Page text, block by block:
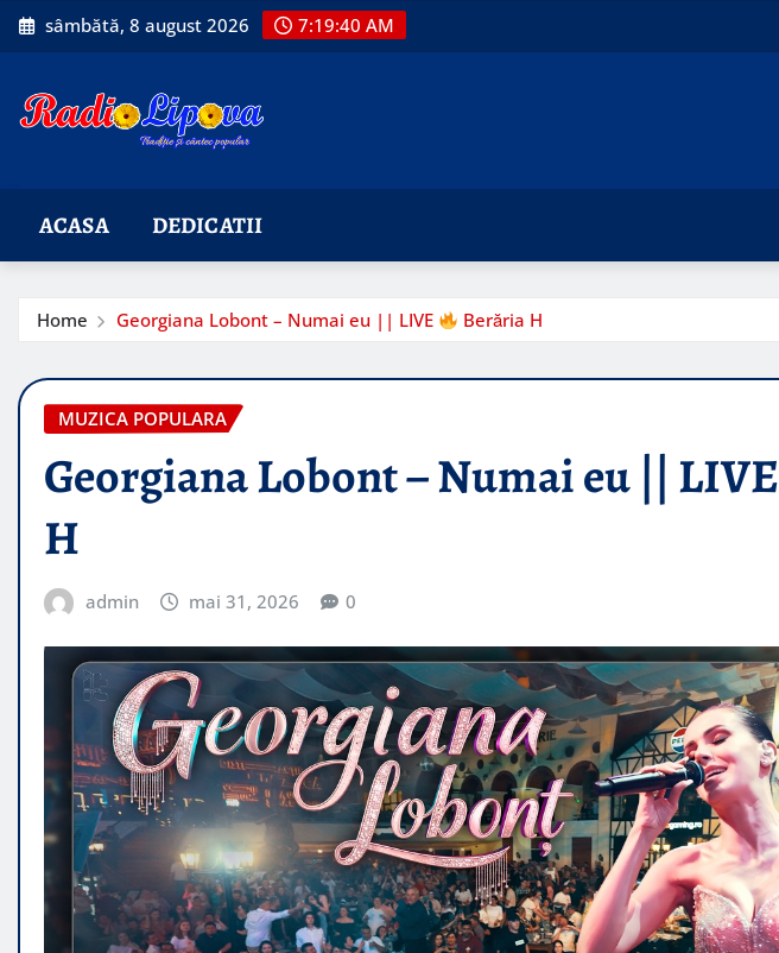
Skip
to
sâmbătă, 8 august 2026 7:19:41 AM
ACASA DEDICATII
Home Georgiana Lobont – Numai eu || LIVE Berăria H
MUZICA POPULARA
Georgiana Lobont – Numai eu || LIVE
H
admin mai 31, 2026 0